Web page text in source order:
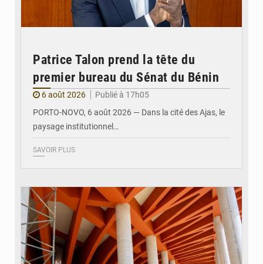
Patrice Talon prend la tête du
premier bureau du Sénat du Bénin
6 août 2026
Publié à 17h05
PORTO-NOVO, 6 août 2026 — Dans la cité des Ajas, le
paysage institutionnel…
SAVOIR PLUS